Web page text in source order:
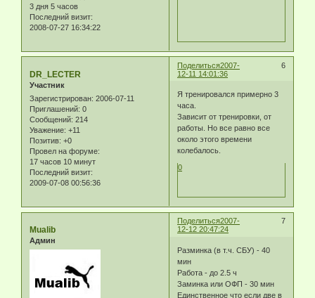
3 дня 5 часов
Последний визит:
2008-07-27 16:34:22
Поделиться 6
2007-
12-11 14:01:36
DR_LECTER
Участник
Зарегистрирован: 2006-07-11
Приглашений: 0
Сообщений: 214
Уважение: +11
Позитив: +0
Провел на форуме:
17 часов 10 минут
Последний визит:
2009-07-08 00:56:36
Я тренировался примерно 3
часа.
Зависит от тренировки, от
работы. Но все равно все
около этого времени
колебалось.
0
Поделиться 7
2007-
12-12 20:47:24
Mualib
Админ
Разминка (в т.ч. СБУ) - 40
мин
Работа - до 2.5 ч
Заминка или ОФП - 30 мин
Единственное что если две в